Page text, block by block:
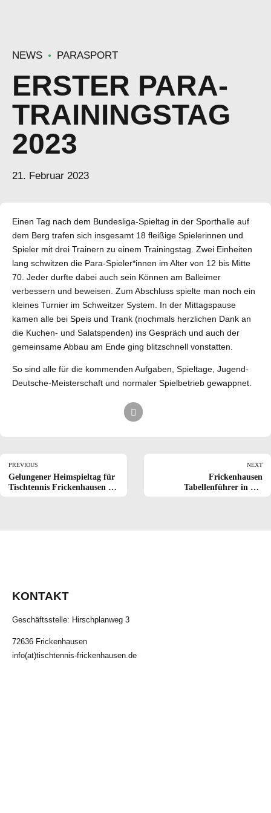
NEWS PARASPORT
ERSTER PARA-
TRAININGSTAG
2023
21. Februar 2023
Einen Tag nach dem Bundesliga-Spieltag in der Sporthalle auf
dem Berg trafen sich insgesamt 18 fleißige Spielerinnen und
Spieler mit drei Trainern zu einem Trainingstag. Zwei Einheiten
lang schwitzen die Para-Spieler*innen im Alter von 12 bis Mitte
70. Jeder durfte dabei auch sein Können am Balleimer
verbessern und beweisen. Zum Abschluss spielte man noch ein
kleines Turnier im Schweitzer System. In der Mittagspause
kamen alle bei Speis und Trank (nochmals herzlichen Dank an
die Kuchen- und Salatspenden) ins Gespräch und auch der
gemeinsame Abbau am Ende ging blitzschnell vonstatten.
So sind alle für die kommenden Aufgaben, Spieltage, Jugend-
Deutsche-Meisterschaft und normaler Spielbetrieb gewappnet.
PREVIOUS
Gelungener Heimspieltag für
Tischtennis Frickenhausen in
NEXT
Frickenhausen
Tabellenführer in der
KONTAKT
Geschäftsstelle: Hirschplanweg 3
72636 Frickenhausen
info(at)tischtennis-frickenhausen.de